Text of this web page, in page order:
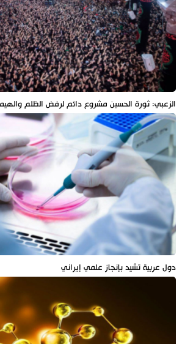
الزعبي: ثورة الحسين مشروع دائم لرفض الظلم
دول عربية تشيد بإنجاز علمي إيراني